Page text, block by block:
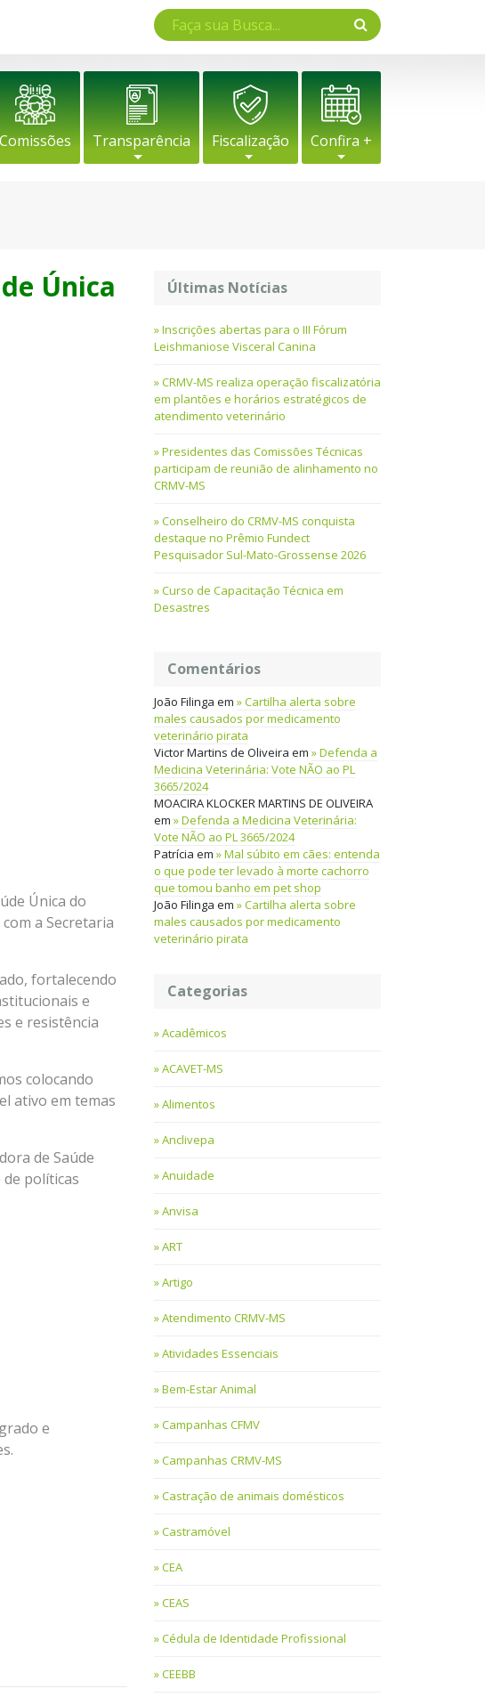
Comissões Transparência Fiscalização Confira +
Única
Única do
a Secretaria
fortalecendo
e
e resistência
colocando
ativo em temas
de Saúde
de políticas
e
Últimas Notícias
Inscrições abertas para o III Fórum
Leishmaniose Visceral Canina
CRMV-MS realiza operação fiscalizatória
em plantões e horários estratégicos de
atendimento veterinário
Presidentes das Comissões Técnicas
participam de reunião de alinhamento no
CRMV-MS
Conselheiro do CRMV-MS conquista
destaque no Prêmio Fundect
Pesquisador Sul-Mato-Grossense 2026
Curso de Capacitação Técnica em
Desastres
Comentários
João Filinga em
Cartilha alerta sobre
males causados por medicamento
veterinário pirata
Victor Martins de Oliveira em
Defenda a
Medicina Veterinária: Vote NÃO ao PL
3665/2024
MOACIRA KLOCKER MARTINS DE OLIVEIRA
em
Defenda a Medicina Veterinária:
Vote NÃO ao PL 3665/2024
Patrícia em
Mal súbito em cães: entenda
o que pode ter levado à morte cachorro
que tomou banho em pet shop
João Filinga em
Cartilha alerta sobre
males causados por medicamento
veterinário pirata
Categorias
Acadêmicos
ACAVET-MS
Alimentos
Anclivepa
Anuidade
Anvisa
ART
Artigo
Atendimento CRMV-MS
Atividades Essenciais
Bem-Estar Animal
Campanhas CFMV
Campanhas CRMV-MS
Castração de animais domésticos
Castramóvel
CEA
CEAS
Cédula de Identidade Profissional
CEEBB